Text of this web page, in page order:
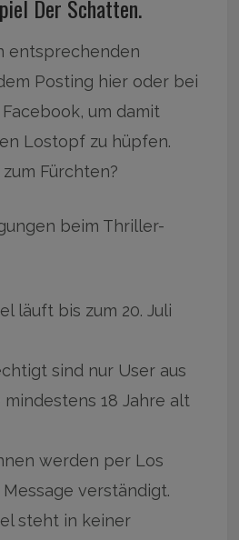
Der Schatten.
entsprechenden
Posting hier oder bei
um damit
Lostopf zu hüpfen.
Fürchten?
beim Thriller-
läuft bis zum 20. Juli
sind nur User aus
18 Jahre alt
werden per Los
verständigt.
steht in keiner